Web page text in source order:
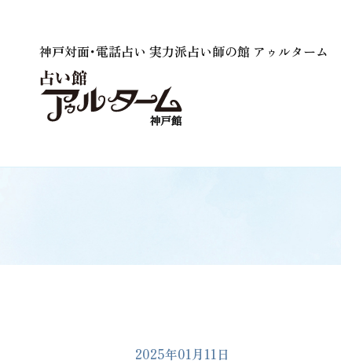
神戸対面･電話占い 実力派占い師の館 アゥルターム
2025年01月11日